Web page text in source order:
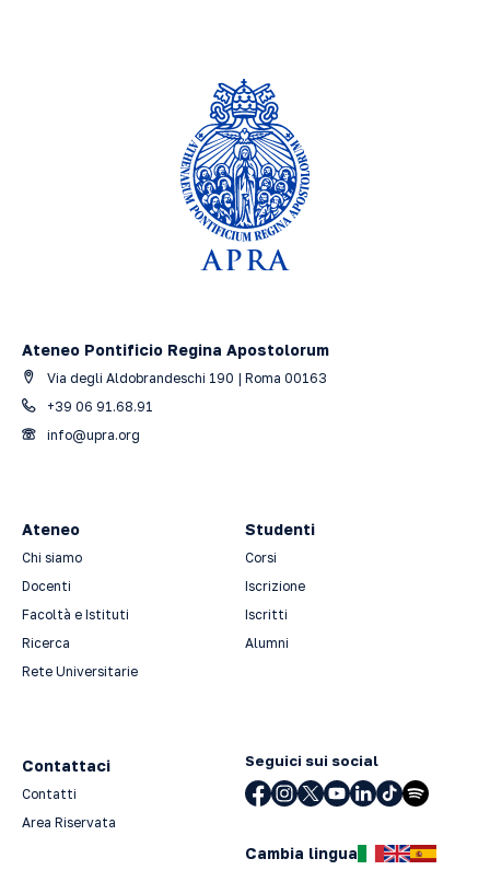
Ateneo Pontificio Regina Apostolorum
Via degli Aldobrandeschi 190 | Roma 00163
+39 06 91.68.91
info@upra.org
Ateneo
Chi siamo
Docenti
Facoltà e Istituti
Ricerca
Rete Universitarie
Studenti
Corsi
Iscrizione
Iscritti
Alumni
Contattaci
Contatti
Area Riservata
Seguici sui social
Cambia lingua